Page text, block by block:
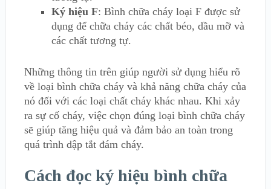
Ký hiệu F: Bình chữa cháy loại F được sử
dụng để chữa cháy các chất béo, dầu mỡ và
các chất tương tự.
Những thông tin trên giúp người sử dụng hiểu rõ
về loại bình chữa cháy và khả năng chữa cháy của
nó đối với các loại chất cháy khác nhau. Khi xảy
ra sự cố cháy, việc chọn đúng loại bình chữa cháy
sẽ giúp tăng hiệu quả và đảm bảo an toàn trong
quá trình dập tắt đám cháy.
Cách đọc ký hiệu bình chữa